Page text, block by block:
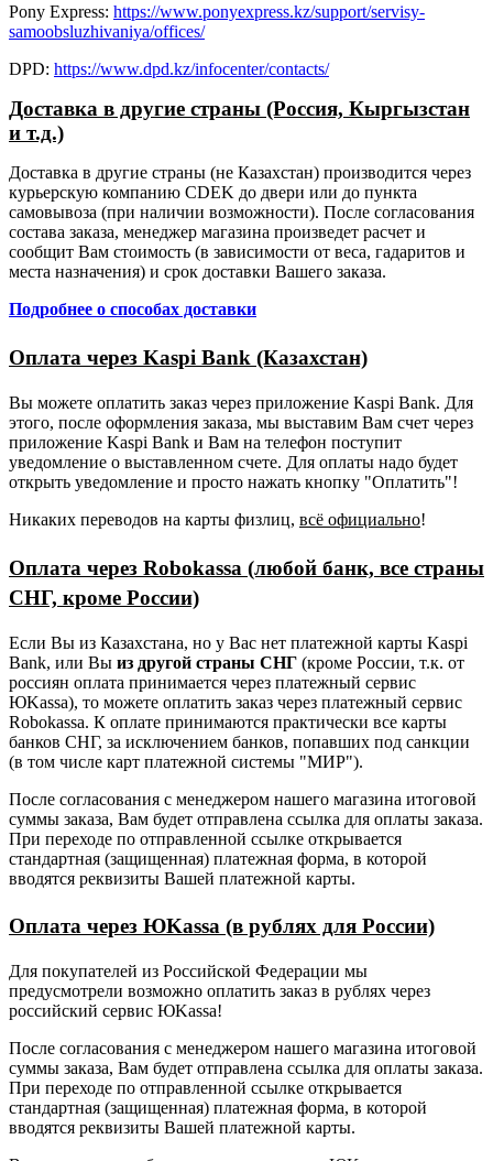
Pony Express: https://www.ponyexpress.kz/support/servisy-
samoobsluzhivaniya/offices/
DPD: https://www.dpd.kz/infocenter/contacts/
Доставка в другие страны (Россия, Кыргызстан
и т.д.)
Доставка в другие страны (не Казахстан) производится через
курьерскую компанию CDEK до двери или до пункта
самовывоза (при наличии возможности). После согласования
состава заказа, менеджер магазина произведет расчет и
сообщит Вам стоимость (в зависимости от веса, гадаритов и
места назначения) и срок доставки Вашего заказа.
Подробнее о способах доставки
Оплата через Kaspi Bank (Казахстан)
Вы можете оплатить заказ через приложение Kaspi Bank. Для
этого, после оформления заказа, мы выставим Вам счет через
приложение Kaspi Bank и Вам на телефон поступит
уведомление о выставленном счете. Для оплаты надо будет
открыть уведомление и просто нажать кнопку "Оплатить"!
Никаких переводов на карты физлиц, всё официально!
Оплата через Robokassa (любой банк, все страны
СНГ, кроме России)
Если Вы из Казахстана, но у Вас нет платежной карты Kaspi
Bank, или Вы из другой страны СНГ (кроме России, т.к. от
россиян оплата принимается через платежный сервис
ЮKassa), то можете оплатить заказ через платежный сервис
Robokassa. К оплате принимаются практически все карты
банков СНГ, за исключением банков, попавших под санкции
(в том числе карт платежной системы "МИР").
После согласования с менеджером нашего магазина итоговой
суммы заказа, Вам будет отправлена ссылка для оплаты заказа.
При переходе по отправленной ссылке открывается
стандартная (защищенная) платежная форма, в которой
вводятся реквизиты Вашей платежной карты.
Оплата через ЮKassa (в рублях для России)
Для покупателей из Российской Федерации мы
предусмотрели возможно оплатить заказ в рублях через
российский сервис ЮKassa!
После согласования с менеджером нашего магазина итоговой
суммы заказа, Вам будет отправлена ссылка для оплаты заказа.
При переходе по отправленной ссылке открывается
стандартная (защищенная) платежная форма, в которой
вводятся реквизиты Вашей платежной карты.